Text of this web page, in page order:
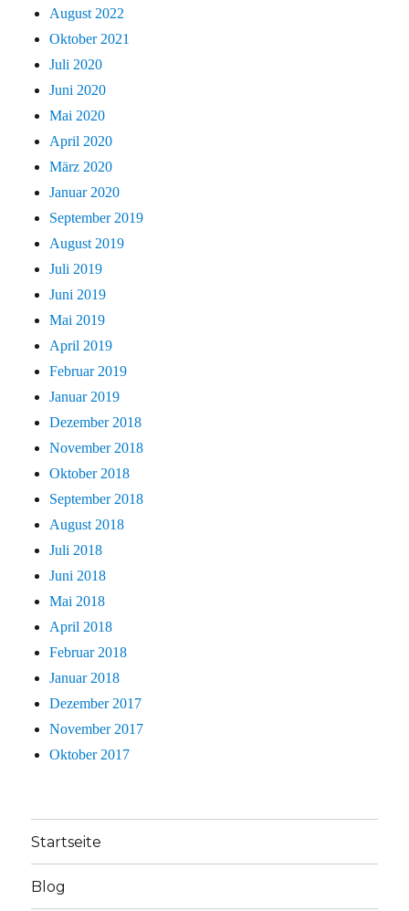
August 2022
Oktober 2021
Juli 2020
Juni 2020
Mai 2020
April 2020
März 2020
Januar 2020
September 2019
August 2019
Juli 2019
Juni 2019
Mai 2019
April 2019
Februar 2019
Januar 2019
Dezember 2018
November 2018
Oktober 2018
September 2018
August 2018
Juli 2018
Juni 2018
Mai 2018
April 2018
Februar 2018
Januar 2018
Dezember 2017
November 2017
Oktober 2017
Startseite
Blog